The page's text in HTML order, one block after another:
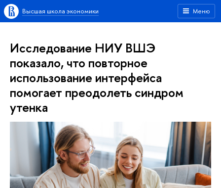
Меню
Высшая школа экономики
Исследование НИУ ВШЭ
показало, что повторное
использование интерфейса
помогает преодолеть синдром
утенка